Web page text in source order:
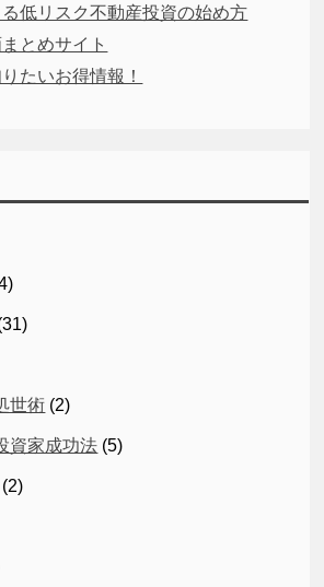
低リスク不動産投資の始め方
とめサイト
たいお得情報！
世術 (2)
資家成功法 (5)
(2)